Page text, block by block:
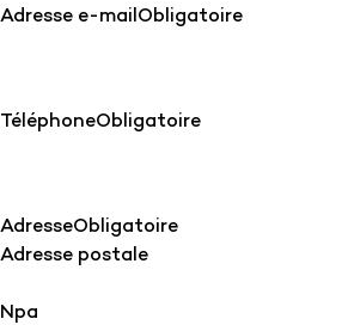
Adresse e-mailObligatoire
TéléphoneObligatoire
AdresseObligatoire
Adresse postale
Npa